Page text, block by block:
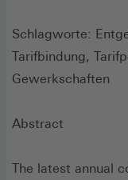
Schlagworte:
Tarifbindung,
Gewerkschaften
Abstract
The latest annual